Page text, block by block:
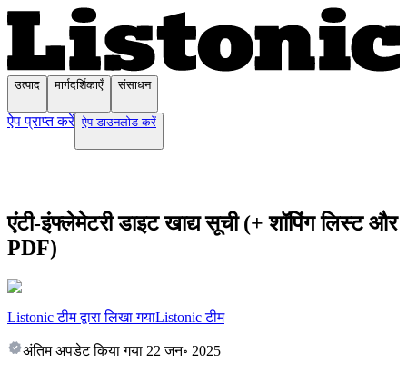
उत्पाद मार्गदर्शिकाएँ संसाधन
ऐप प्राप्त करें ऐप डाउनलोड करें
एंटी-इंफ्लेमेटरी डाइट खाद्य सूची (+ शॉपिंग लिस्ट और
PDF)
Listonic टीम द्वारा लिखा गयाListonic टीम
अंतिम अपडेट किया गया 22 जन॰ 2025